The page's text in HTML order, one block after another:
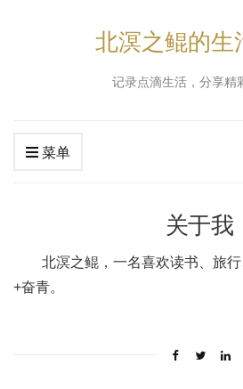
北溟之鲲的生
记录点滴生活，分享精
菜单
关于我
北溟之鲲，一名喜欢读书、旅
+奋青。